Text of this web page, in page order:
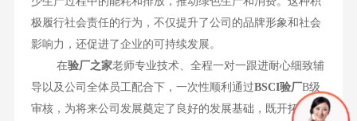
极履行社会责任的行为，不仅提升了公司的品牌形象和社会
影响力，还促进了企业的可持续发展。
在验厂之家老师专业技术、全程一对一跟进耐心细致辅
导以及公司全体员工配合下，一次性顺利通过BSCI验厂B级
审核，为将来公司发展奠定了良好的发展基础，既开拓了市